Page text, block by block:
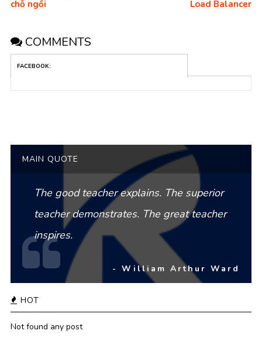
chỗ ngồi
Load Balancer
COMMENTS
FACEBOOK:
MAIN QUOTE
The good teacher explains. The superior
teacher demonstrates. The great teacher
inspires.
- William Arthur Ward
HOT
Not found any post